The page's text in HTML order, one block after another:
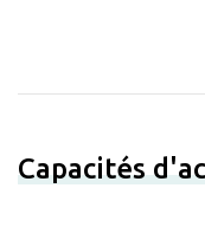
Capacités